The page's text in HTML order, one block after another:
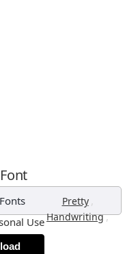
Pretty ,
Handwriting,
Use